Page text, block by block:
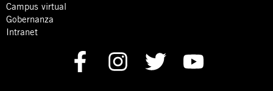
Campus virtual
Gobernanza
Intranet